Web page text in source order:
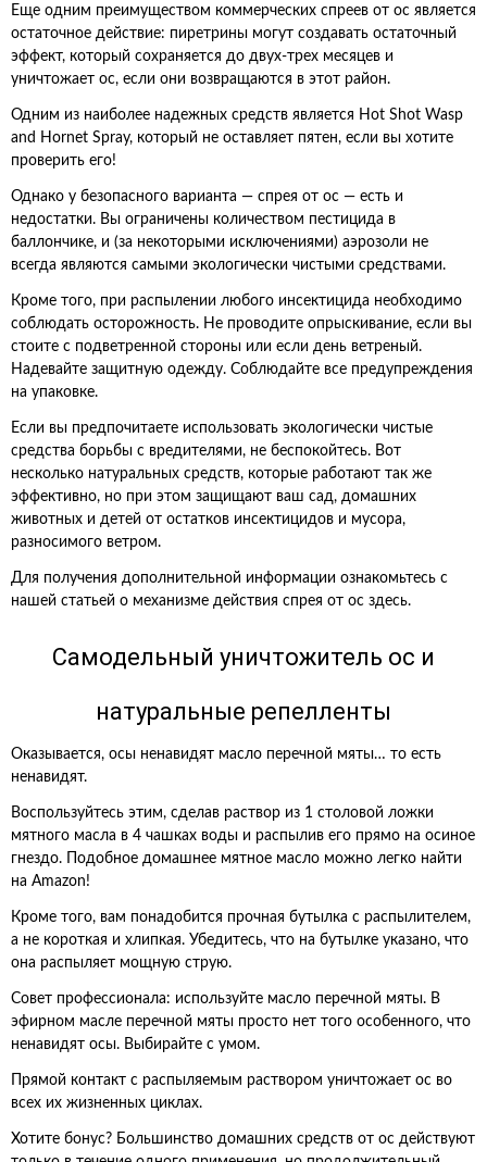
Еще одним преимуществом коммерческих спреев от ос является
остаточное действие: пиретрины могут создавать остаточный
эффект, который сохраняется до двух-трех месяцев и
уничтожает ос, если они возвращаются в этот район.
Одним из наиболее надежных средств является Hot Shot Wasp
and Hornet Spray, который не оставляет пятен, если вы хотите
проверить его!
Однако у безопасного варианта — спрея от ос — есть и
недостатки. Вы ограничены количеством пестицида в
баллончике, и (за некоторыми исключениями) аэрозоли не
всегда являются самыми экологически чистыми средствами.
Кроме того, при распылении любого инсектицида необходимо
соблюдать осторожность. Не проводите опрыскивание, если вы
стоите с подветренной стороны или если день ветреный.
Надевайте защитную одежду. Соблюдайте все предупреждения
на упаковке.
Если вы предпочитаете использовать экологически чистые
средства борьбы с вредителями, не беспокойтесь. Вот
несколько натуральных средств, которые работают так же
эффективно, но при этом защищают ваш сад, домашних
животных и детей от остатков инсектицидов и мусора,
разносимого ветром.
Для получения дополнительной информации ознакомьтесь с
нашей статьей о механизме действия спрея от ос здесь.
Самодельный уничтожитель ос и
натуральные репелленты
Оказывается, осы ненавидят масло перечной мяты… то есть
ненавидят.
Воспользуйтесь этим, сделав раствор из 1 столовой ложки
мятного масла в 4 чашках воды и распылив его прямо на осиное
гнездо. Подобное домашнее мятное масло можно легко найти
на Amazon!
Кроме того, вам понадобится прочная бутылка с распылителем,
а не короткая и хлипкая. Убедитесь, что на бутылке указано, что
она распыляет мощную струю.
Совет профессионала: используйте масло перечной мяты. В
эфирном масле перечной мяты просто нет того особенного, что
ненавидят осы. Выбирайте с умом.
Прямой контакт с распыляемым раствором уничтожает ос во
всех их жизненных циклах.
Хотите бонус? Большинство домашних средств от ос действуют